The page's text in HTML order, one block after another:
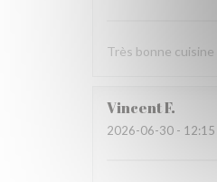
Très bonne cuisine
VincentF
2026-06-30 - 12:15